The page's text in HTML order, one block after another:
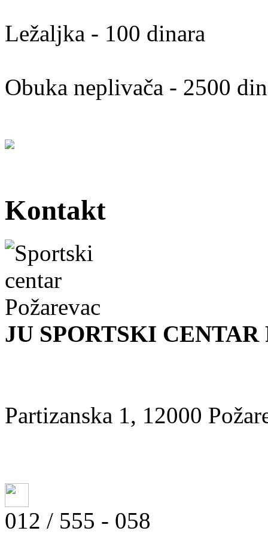
Ležaljka - 100 dinara
Obuka neplivača - 2500
Kontakt
JU SPORTSKI CENTAR
Partizanska 1, 12000
012 / 555 - 058